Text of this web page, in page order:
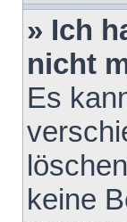
» Ich
nicht
Es
keine